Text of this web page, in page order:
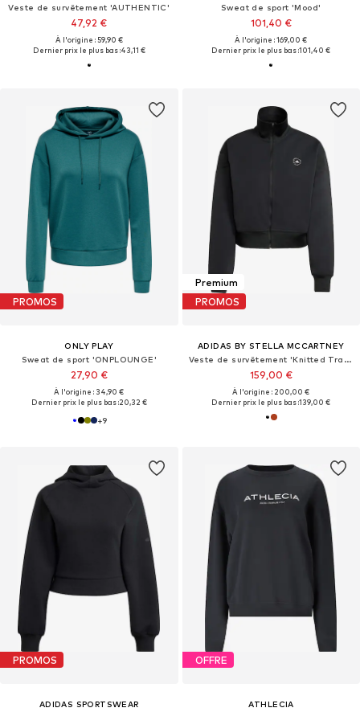
Veste de survêtement 'AUTHENTIC'
47,92 €
À l'origine : 59,90 €
Dernier prix le plus bas :43,11 €
Sweat de sport 'Mood'
101,40 €
À l'origine : 169,00 €
Dernier prix le plus bas :101,40 €
PROMOS
ONLY PLAY
Sweat de sport 'ONPLOUNGE'
27,90 €
À l'origine : 34,90 €
Dernier prix le plus bas :20,32 €
+9
Premium
PROMOS
ADIDAS BY STELLA MCCARTNEY
Veste de survêtement 'Knitted Track'
159,00 €
À l'origine : 200,00 €
Dernier prix le plus bas :139,00 €
PROMOS
ADIDAS SPORTSWEAR
OFFRE
ATHLECIA